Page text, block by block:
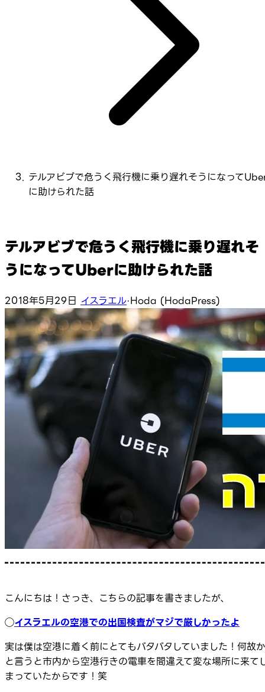
テルアビブで危うく飛行機に乗り遅れそうになって
に助けられた話
テルアビブで危うく飛行機に乗り遅れそ
うになってUberに助けられた話
2018年5月29日 イスラエル·Hoda (HodaPress)
こんにちは！さっき、こちらの記事を書きましたが、
◯イスラエルの空港での出国検査がマジで厳しかったよ
実は僕は空港に着く前にとてもバタバタしていました！何故か
と言うと市内から空港行きの電車を間違えて変な場所に来て
まっていたからです！笑